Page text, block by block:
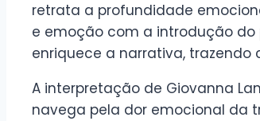
retrata a profundidade
e emoção com a introdução do
enriquece a narrativa,
A interpretação de Giovanna
navega pela dor emocional da